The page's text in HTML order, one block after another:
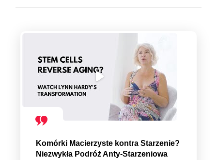
Komórki Macierzyste kontra Starzenie?
Niezwykła Podróż Anty-Starzeniowa